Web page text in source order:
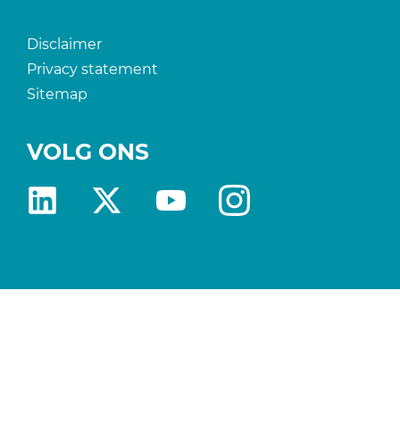
Disclaimer
Privacy statement
Sitemap
VOLG ONS